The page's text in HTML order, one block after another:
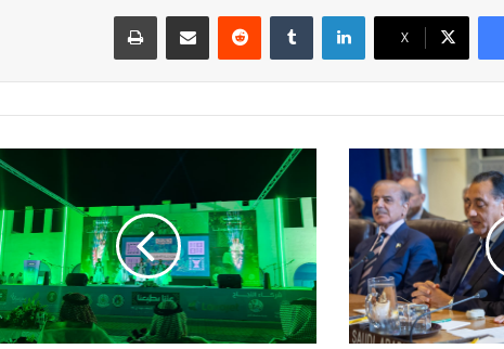
‫X
لينكدإن مشاركة عبر البريد طباعة
محافظ
يرعى
حفل
الأهالي
باليوم
الوطني
الـ95